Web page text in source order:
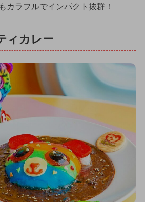
カラフルでインパクト抜群！
ィカレー